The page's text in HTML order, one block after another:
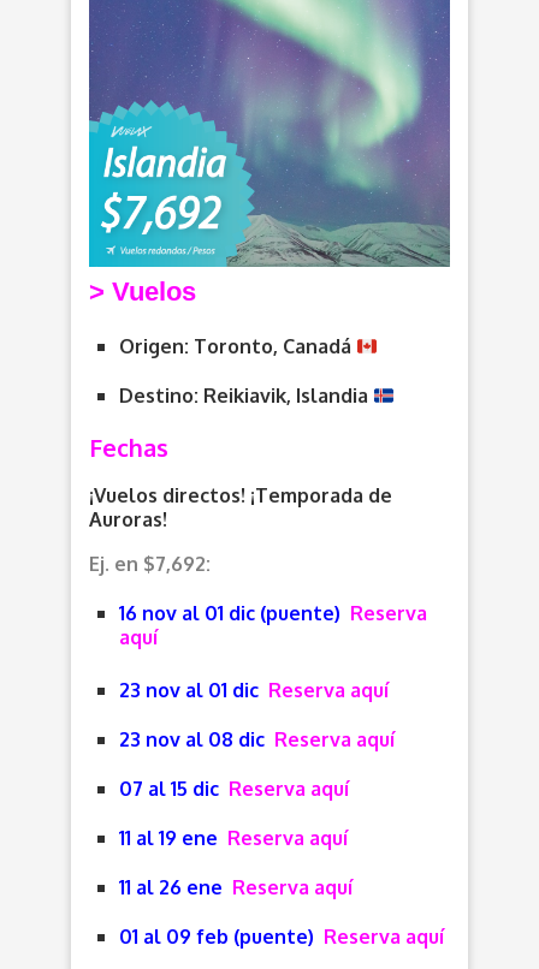
> Vuelos
Origen: Toronto, Canadá
Destino: Reikiavik, Islandia
Fechas
¡Vuelos directos! ¡Temporada de
Auroras!
Ej. en $7,692:
16 nov al 01 dic (puente) Reserva
aquí
23 nov al 01 dic Reserva aquí
23 nov al 08 dic Reserva aquí
07 al 15 dic Reserva aquí
11 al 19 ene Reserva aquí
11 al 26 ene Reserva aquí
01 al 09 feb (puente) Reserva aquí